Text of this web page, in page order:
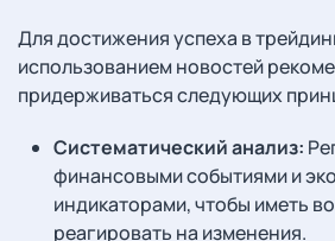
Для достижения успеха в
использованием новостей
придерживаться следующих
Систематический анализ:
финансовыми событиями и
индикаторами, чтобы иметь
реагировать на изменения.